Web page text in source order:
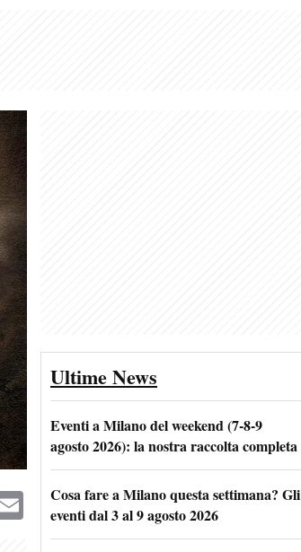
Email
Ultime News
Eventi a Milano del weekend (7-8-9
agosto 2026): la nostra raccolta completa
Cosa fare a Milano questa settimana? Gli
eventi dal 3 al 9 agosto 2026